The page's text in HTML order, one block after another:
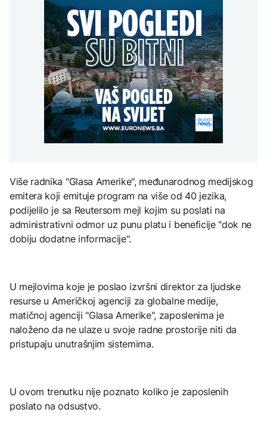
DRUŠTVO
Počela isplata penzija u
RS
Nuklearka Krško
smanjuje proizvodnju
zbog niskog vodostaja i
visokih temperatura
Save
graničnim prelazima u
EU: Koja je svrha EES
sistema ako se isključuje
čim je preopterećen?
BIZNIS
Skočile cijene nafte na
svjetskom tržištu, hoće li
se to odraziti na BiH
djece moraju platiti 942
miliona dolara
KULTURA
Rat i pijesak prijete
drevnim piramidama
Meroe u Sudanu
albumu
Više radnika "Glasa Amerike", međunarodnog medijskog
emitera koji emituje program na više od 40 jezika,
podijelilo je sa Reutersom mejl kojim su poslati na
administrativni odmor uz punu platu i beneficije "dok ne
dobiju dodatne informacije".
U mejlovima koje je poslao izvršni direktor za ljudske
resurse u Američkoj agenciji za globalne medije,
matičnoj agenciji "Glasa Amerike", zaposlenima je
naloženo da ne ulaze u svoje radne prostorije niti da
pristupaju unutrašnjim sistemima.
U ovom trenutku nije poznato koliko je zaposlenih
poslato na odsustvo.